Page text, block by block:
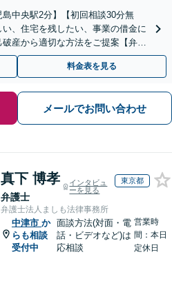
島中央駅2分】【初回相談30分無
、住宅を残したい、事業の借金に
産から適切な方法をご提案【弁護
料金表を見る
メールでお問い合わせ
真下 博孝
弁護士
インタビュ
ーを見る
東京都
弁護士法人ましも法律事務所
中津市 か
らも相談
受付中
面談方法(対面・電
話・ビデオなど)は
応相談
営業時
間：本日
定休日